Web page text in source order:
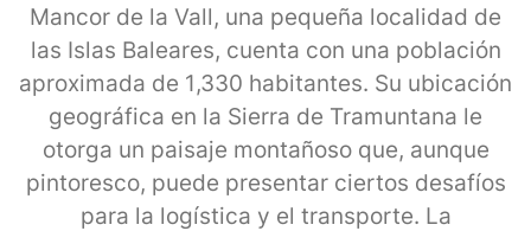
Mancor de la Vall, una pequeña localidad de
las Islas Baleares, cuenta con una población
aproximada de 1,330 habitantes. Su ubicación
geográfica en la Sierra de Tramuntana le
otorga un paisaje montañoso que, aunque
pintoresco, puede presentar ciertos desafíos
para la logística y el transporte. La